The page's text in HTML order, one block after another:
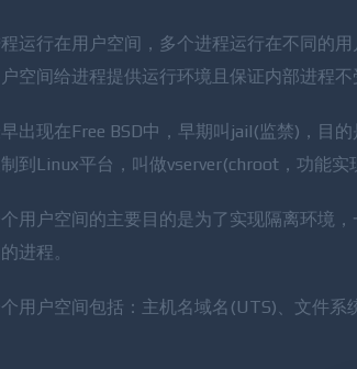
运行在用户空间，多个进程运行在不同的
空间给进程提供运行环境且保证内部进程
出现在Free BSD中，早期叫jail(监禁)，目
到Linux平台，叫做vserver(chroot，功能实
用户空间的主要目的是为了实现隔离环境
进程。
用户空间包括：主机名域名(UTS)、文件